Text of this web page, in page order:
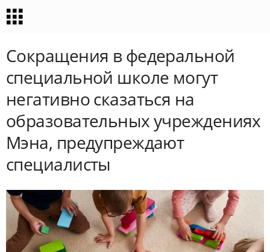
Сокращения в федеральной
специальной школе могут
негативно сказаться на
образовательных учреждениях
Мэна, предупреждают
специалисты